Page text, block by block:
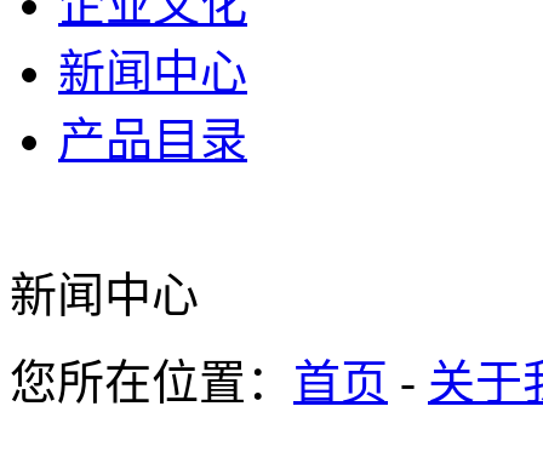
新闻中心
产品目录
新闻中心
您所在位置： 首页 - 关于